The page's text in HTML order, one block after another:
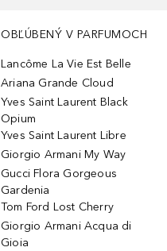
OBĽÚBENÝ V PARFUMOCH
Lancôme La Vie Est Belle
Ariana Grande Cloud
Yves Saint Laurent Black
Opium
Yves Saint Laurent Libre
Giorgio Armani My Way
Gucci Flora Gorgeous
Gardenia
Tom Ford Lost Cherry
Giorgio Armani Acqua di
Gioia